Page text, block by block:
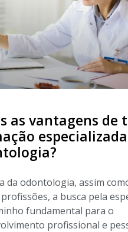
as vantagens de
da odontologia, assim
a busca pela
fundamental para o
profissional e